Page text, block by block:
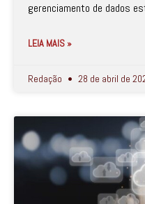
gerenciamento de dados
LEIA MAIS »
Redação 28 de abril de